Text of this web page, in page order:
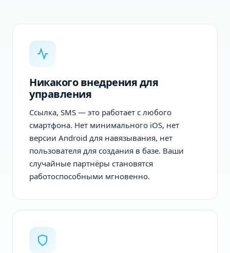
Никакого внедрения для
управления
Ссылка, SMS — это работает с любого
смартфона. Нет минимального iOS, нет
версии Android для навязывания, нет
пользователя для создания в базе. Ваши
случайные партнёры становятся
работоспособными мгновенно.